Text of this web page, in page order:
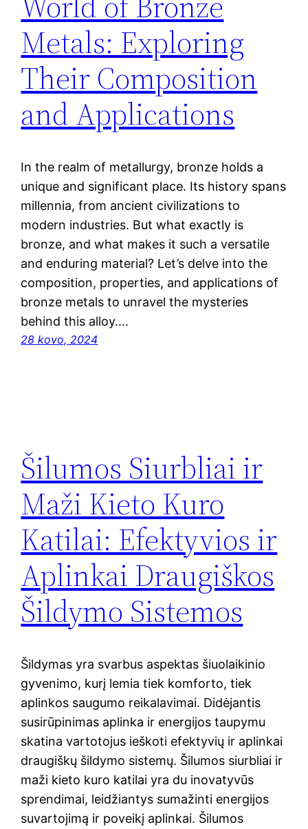
Metals: Exploring
Their Composition
and Applications
In the realm of metallurgy, bronze holds a
unique and significant place. Its history spans
millennia, from ancient civilizations to
modern industries. But what exactly is
bronze, and what makes it such a versatile
and enduring material? Let’s delve into the
composition, properties, and applications of
bronze metals to unravel the mysteries
behind this alloy.…
28 kovo, 2024
Šilumos Siurbliai ir
Maži Kieto Kuro
Katilai: Efektyvios ir
Aplinkai Draugiškos
Šildymo Sistemos
Šildymas yra svarbus aspektas šiuolaikinio
gyvenimo, kurį lemia tiek komforto, tiek
aplinkos saugumo reikalavimai. Didėjantis
susirūpinimas aplinka ir energijos taupymu
skatina vartotojus ieškoti efektyvių ir aplinkai
draugiškų šildymo sistemų. Šilumos siurbliai ir
maži kieto kuro katilai yra du inovatyvūs
sprendimai, leidžiantys sumažinti energijos
suvartojimą ir poveikį aplinkai. Šilumos